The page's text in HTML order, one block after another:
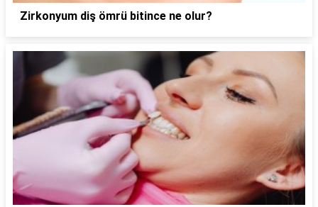
Zirkonyum diş ömrü bitince ne olur?